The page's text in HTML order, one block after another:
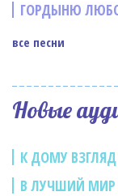
ГОРДЫНЮ
все песни
Новые
К ДОМУ
В ЛУЧШИЙ